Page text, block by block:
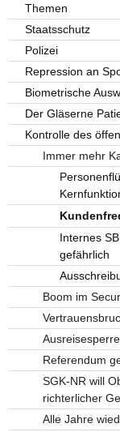
Themen
Staatsschutz
Polizei
Repression an
Biometrische
Der Gläserne
Kontrolle des
Immer mehr
Internes
gefährlich
Boom im
Referendum
SGK-NR will
richterlicher
Alle Jahre